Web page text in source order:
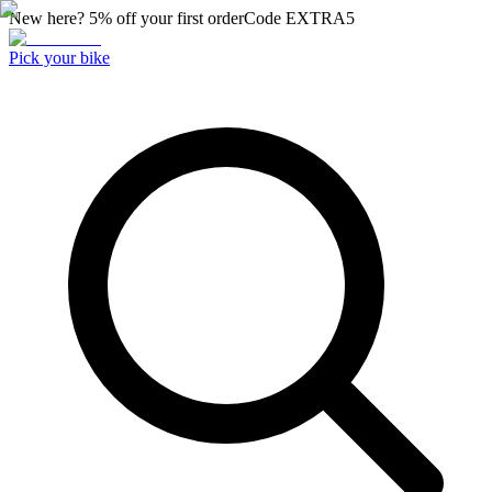
New here? 5% off your first orderCode EXTRA5
Pick your bike